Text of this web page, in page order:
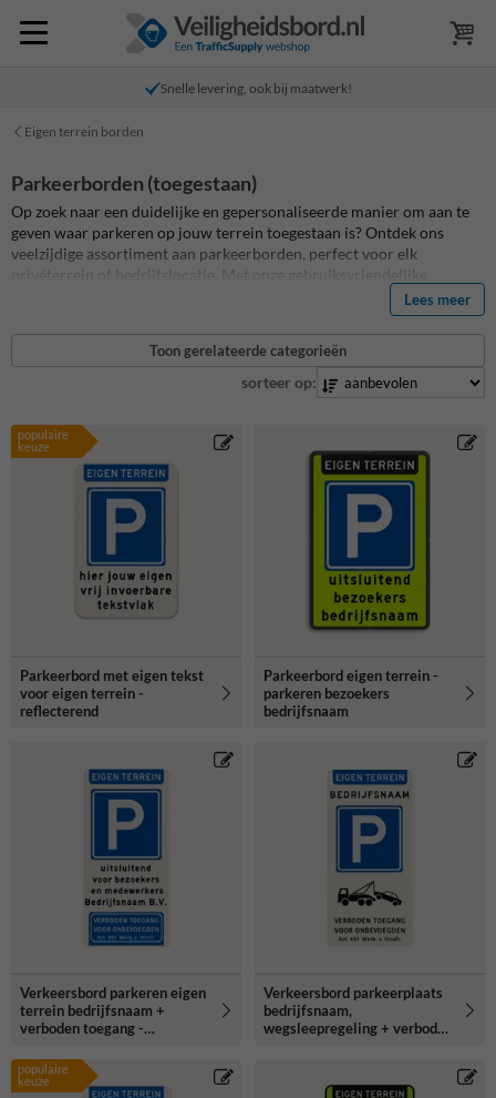
Snelle levering, ook bij maatwerk!
Eigen terrein borden
Parkeerborden (toegestaan)
Op zoek naar een duidelijke en gepersonaliseerde manier om aan te
geven waar parkeren op jouw terrein toegestaan is? Ontdek ons
veelzijdige assortiment aan parkeerborden, perfect voor elk
privéterrein of bedrijfslocatie. Met onze gebruiksvriendelijke
SignEditor kun je jouw parkeerborden volledig naar wens ontwerpen.
Of je nou een eenvoudig parkeerbord nodig hebt, of specifieke
voorwaarden zoals 'gereserveerd voor bewoners' wilt aangeven, bij
ons vind je 100% de perfecte oplossing. Ontwerp en bestel vandaag
nog jouw unieke parkeerborden en zorg voor heldere communicatie
Lees meer
Toon gerelateerde categorieën
sorteer op:
populaire
keuze
Parkeerbord met eigen tekst
voor eigen terrein -
reflecterend
Parkeerbord eigen terrein -
parkeren bezoekers
bedrijfsnaam
Verkeersbord parkeren eigen
terrein bedrijfsnaam +
verboden toegang -
Verkeersbord parkeerplaats
bedrijfsnaam,
wegsleepregeling + verboden
populaire
keuze